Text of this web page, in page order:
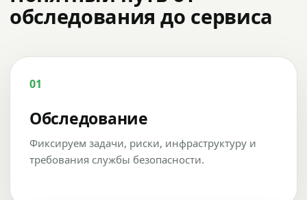
обследования до сервиса
01
Обследование
Фиксируем задачи, риски, инфраструктуру и
требования службы безопасности.